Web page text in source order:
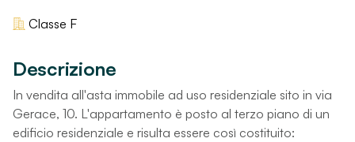
Classe F
Descrizione
In vendita all'asta immobile ad uso residenziale sito in via
Gerace, 10. L'appartamento è posto al terzo piano di un
edificio residenziale e risulta essere così costituito: